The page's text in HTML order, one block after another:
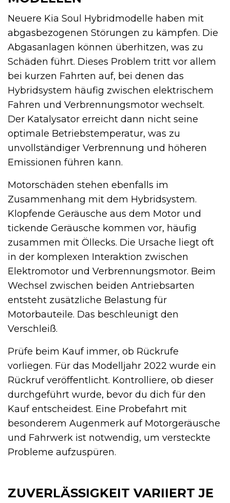
Neuere Kia Soul Hybridmodelle haben mit
abgasbezogenen Störungen zu kämpfen. Die
Abgasanlagen können überhitzen, was zu
Schäden führt. Dieses Problem tritt vor allem
bei kurzen Fahrten auf, bei denen das
Hybridsystem häufig zwischen elektrischem
Fahren und Verbrennungsmotor wechselt.
Der Katalysator erreicht dann nicht seine
optimale Betriebstemperatur, was zu
unvollständiger Verbrennung und höheren
Emissionen führen kann.
Motorschäden stehen ebenfalls im
Zusammenhang mit dem Hybridsystem.
Klopfende Geräusche aus dem Motor und
tickende Geräusche kommen vor, häufig
zusammen mit Öllecks. Die Ursache liegt oft
in der komplexen Interaktion zwischen
Elektromotor und Verbrennungsmotor. Beim
Wechsel zwischen beiden Antriebsarten
entsteht zusätzliche Belastung für
Motorbauteile. Das beschleunigt den
Verschleiß.
Prüfe beim Kauf immer, ob Rückrufe
vorliegen. Für das Modelljahr 2022 wurde ein
Rückruf veröffentlicht. Kontrolliere, ob dieser
durchgeführt wurde, bevor du dich für den
Kauf entscheidest. Eine Probefahrt mit
besonderem Augenmerk auf Motorgeräusche
und Fahrwerk ist notwendig, um versteckte
Probleme aufzuspüren.
ZUVERLÄSSIGKEIT VARIIERT JE